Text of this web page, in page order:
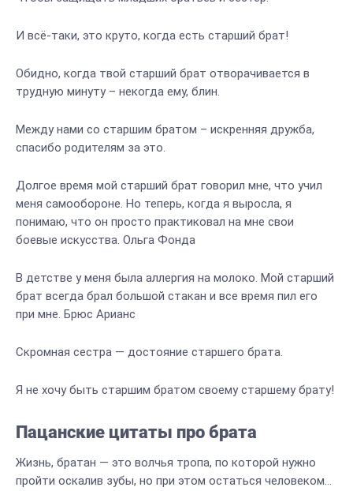
И всё-таки, это круто, когда есть старший брат!
Обидно, когда твой старший брат отворачивается в
трудную минуту – некогда ему, блин.
Между нами со старшим братом – искренняя дружба,
спасибо родителям за это.
Долгое время мой старший брат говорил мне, что учил
меня самообороне. Но теперь, когда я выросла, я
понимаю, что он просто практиковал на мне свои
боевые искусства. Ольга Фонда
В детстве у меня была аллергия на молоко. Мой старший
брат всегда брал большой стакан и все время пил его
при мне. Брюс Арианс
Скромная сестра — достояние старшего брата.
Я не хочу быть старшим братом своему старшему брату!
Пацанские цитаты про брата
Жизнь, братан — это волчья тропа, по которой нужно
пройти оскалив зубы, но при этом остаться человеком…